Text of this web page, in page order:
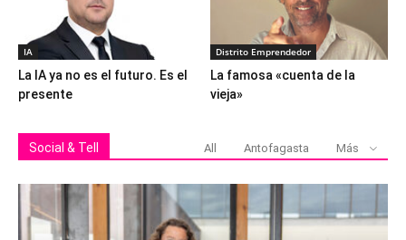
IA
La IA ya no es el futuro. Es el
presente
Distrito Emprendedor
La famosa «cuenta de la
vieja»
Social & Tell All Antofagasta Más